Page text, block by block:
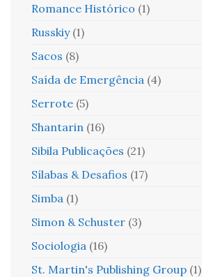
Romance Histórico (1)
Russkiy (1)
Sacos (8)
Saída de Emergência (4)
Serrote (5)
Shantarin (16)
Sibila Publicações (21)
Sílabas & Desafios (17)
Simba (1)
Simon & Schuster (3)
Sociologia (16)
St. Martin's Publishing Group (1)